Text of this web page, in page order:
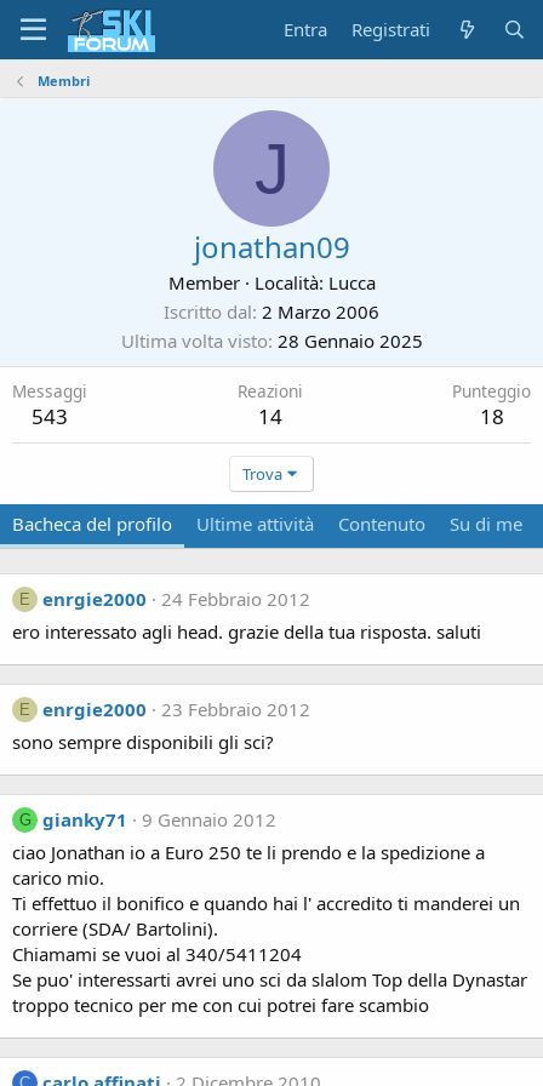
Entra Registrati
Membri
J
jonathan09
Member · Località: Lucca
Iscritto dal 2 Marzo 2006
Ultima volta visto 28 Gennaio 2025
Messaggi
543
Reazioni
14
Punteggio
18
Trova
Bacheca del profilo Ultime attività Contenuto Su di me
E enrgie2000
24 Febbraio 2012
ero interessato agli head. grazie della tua risposta. saluti
E enrgie2000
23 Febbraio 2012
sono sempre disponibili gli sci?
G gianky71
9 Gennaio 2012
ciao Jonathan io a Euro 250 te li prendo e la spedizione a
carico mio.
Ti effettuo il bonifico e quando hai l' accredito ti manderei un
corriere (SDA/ Bartolini).
Chiamami se vuoi al 340/5411204
Se puo' interessarti avrei uno sci da slalom Top della Dynastar
troppo tecnico per me con cui potrei fare scambio